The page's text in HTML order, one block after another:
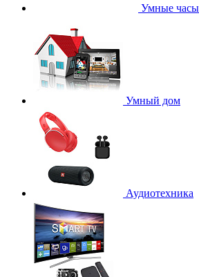
Умные
Умный дом
Аудиотехника